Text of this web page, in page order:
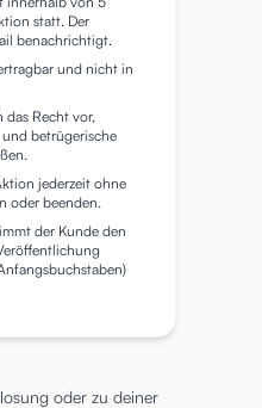
statt. Der
benachrichtigt.
und nicht in
das Recht vor,
betrügerische
jederzeit ohne
oder beenden.
der Kunde den
oder zu deiner